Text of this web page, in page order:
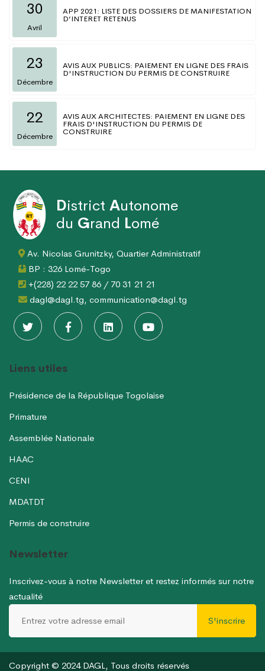
30
Avril
APP 2021: LISTE DES DOSSIERS DE MANIFESTATION
D’INTERET RETENUS
23
Décembre
AVIS AUX PUBLICS: PAIEMENT EN LIGNE DES FRAIS
D'INSTRUCTION DU PERMIS DE CONSTRUIRE
22
Décembre
AVIS AUX ARCHITECTES: PAIEMENT EN LIGNE DES
FRAIS D'INSTRUCTION DU PERMIS DE
CONSTRUIRE
District Autonome
du Grand Lomé
Av. Nicolas Grunitzky, Quartier Administratif
BP : 326 Lomé-Togo
+(228) 22 22 57 86 / 70 31 21 21
dagl@dagl.tg, communication@dagl.tg
Liens utiles
Présidence de la République Togolaise
Primature
Assemblée Nationale
HAAC
CENI
MDATDT
Permis de construire
Newsletter
Inscrivez-vous à notre Newsletter et restez informés sur notre
actualité
S'inscrire
Copyright © 2024 DAGL, Tous droits réservés